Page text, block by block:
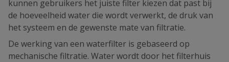
kunnen gebruikers het juiste filter kiezen dat past bij
de hoeveelheid water die wordt verwerkt, de druk van
het systeem en de gewenste mate van filtratie.
De werking van een waterfilter is gebaseerd op
mechanische filtratie. Water wordt door het filterhuis